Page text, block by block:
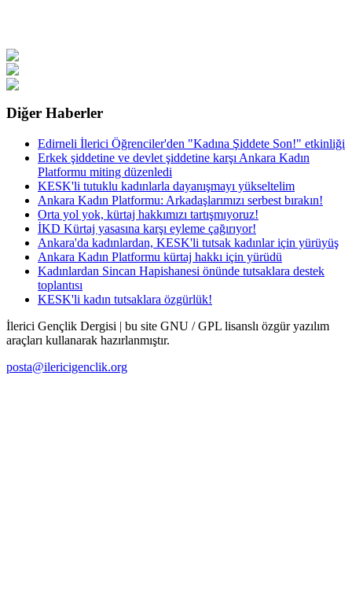
Diğer Haberler
Edirneli İlerici Öğrenciler'den "Kadına Şiddete Son!" etkinliği
Erkek şiddetine ve devlet şiddetine karşı Ankara Kadın
Platformu miting düzenledi
KESK'li tutuklu kadınlarla dayanışmayı yükseltelim
Ankara Kadın Platformu: Arkadaşlarımızı serbest bırakın!
Orta yol yok, kürtaj hakkımızı tartışmıyoruz!
İKD Kürtaj yasasına karşı eyleme çağırıyor!
Ankara'da kadınlardan, KESK'li tutsak kadınlar için yürüyüş
Ankara Kadın Platformu kürtaj hakkı için yürüdü
Kadınlardan Sincan Hapishanesi önünde tutsaklara destek
toplantısı
KESK'li kadın tutsaklara özgürlük!
İlerici Gençlik Dergisi | bu site GNU / GPL lisanslı özgür yazılım
araçları kullanarak hazırlanmıştır.
posta@ilericigenclik.org